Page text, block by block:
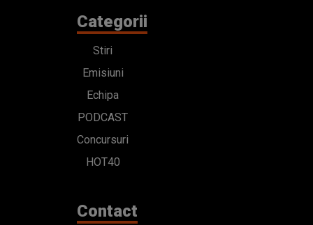
Categorii
Stiri
Emisiuni
Echipa
PODCAST
Concursuri
HOT40
Contact